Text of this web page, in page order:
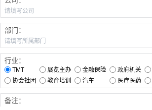
部门：
行业：
TMT 展览主办 金融保险 政府机关
协会社团
教育培训 汽车 医疗医药
备注：